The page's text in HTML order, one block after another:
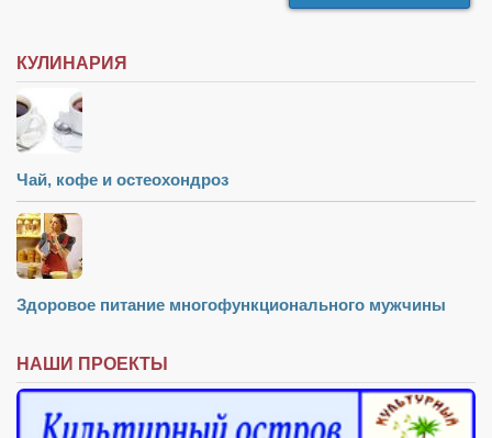
КУЛИНАРИЯ
Чай, кофе и остеохондроз
Здоровое питание многофункционального мужчины
НАШИ ПРОЕКТЫ